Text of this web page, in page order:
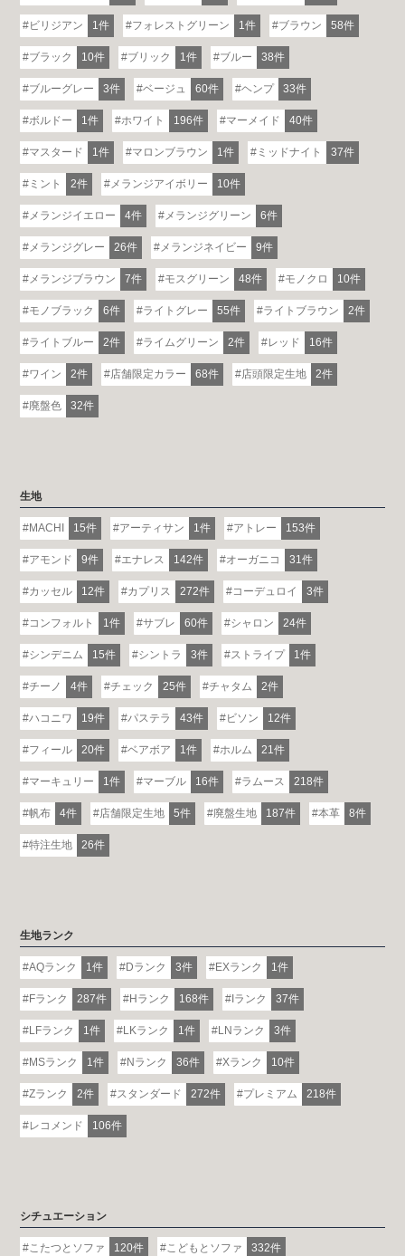
ビリジアン 1件 フォレストグリーン 1件 ブラウン 58件
ブラック 10件 ブリック 1件 ブルー 38件
ブルーグレー 3件 ベージュ 60件 ヘンプ 33件
ボルドー 1件 ホワイト 196件 マーメイド 40件
マスタード 1件 マロンブラウン 1件 ミッドナイト 37件
ミント 2件 メランジアイボリー 10件
メランジイエロー 4件 メランジグリーン 6件
メランジグレー 26件 メランジネイビー 9件
メランジブラウン 7件 モスグリーン 48件 モノクロ 10件
モノブラック 6件 ライトグレー 55件 ライトブラウン 2件
ライトブルー 2件 ライムグリーン 2件 レッド 16件
ワイン 2件 店舗限定カラー 68件 店頭限定生地 2件
廃盤色 32件
生地
MACHI 15件 アーティサン 1件 アトレー 153件
アモンド 9件 エナレス 142件 オーガニコ 31件
カッセル 12件 カプリス 272件 コーデュロイ 3件
コンフォルト 1件 サブレ 60件 シャロン 24件
シンデニム 15件 シントラ 3件 ストライプ 1件
チーノ 4件 チェック 25件 チャタム 2件
ハコニワ 19件 パステラ 43件 ビソン 12件
フィール 20件 ベアボア 1件 ホルム 21件
マーキュリー 1件 マーブル 16件 ラムース 218件
帆布 4件 店舗限定生地 5件 廃盤生地 187件 本革 8件
特注生地 26件
生地ランク
AQランク 1件 Dランク 3件 EXランク 1件
Fランク 287件 Hランク 168件 Iランク 37件
LFランク 1件 LKランク 1件 LNランク 3件
MSランク 1件 Nランク 36件 Xランク 10件
Zランク 2件 スタンダード 272件 プレミアム 218件
レコメンド 106件
シチュエーション
こたつとソファ 120件 こどもとソファ 332件